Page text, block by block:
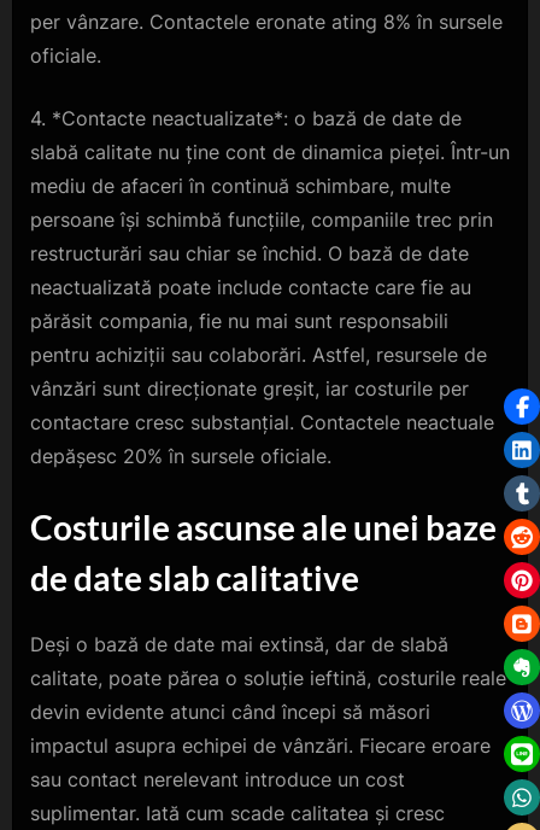
per vânzare. Contactele eronate ating 8% în sursele
oficiale.
4. *Contacte neactualizate*: o bază de date de
slabă calitate nu ține cont de dinamica pieței. Într-un
mediu de afaceri în continuă schimbare, multe
persoane își schimbă funcțiile, companiile trec prin
restructurări sau chiar se închid. O bază de date
neactualizată poate include contacte care fie au
părăsit compania, fie nu mai sunt responsabili
pentru achiziții sau colaborări. Astfel, resursele de
vânzări sunt direcționate greșit, iar costurile per
contactare cresc substanțial. Contactele neactuale
depășesc 20% în sursele oficiale.
Costurile ascunse ale unei baze
de date slab calitative
Deși o bază de date mai extinsă, dar de slabă
calitate, poate părea o soluție ieftină, costurile reale
devin evidente atunci când începi să măsori
impactul asupra echipei de vânzări. Fiecare eroare
sau contact nerelevant introduce un cost
suplimentar. Iată cum scade calitatea și cresc